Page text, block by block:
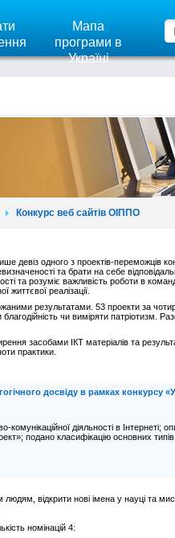
Мапа
програми в
Україні
Конкурс веб сайтів ОІППО
девіз одного з проектів-переможців
та брати на себе
та розуміє важливість роботи в
реалізації.
результатами. 53 проекти за
чи виміряти патріотизм.
засобами ІКТ матеріалів та
практики.
досвіду в рамках конкурсу
комунікаційної діяльності в
подано класифікацію основних
відкрити нові імена у науці та
номінацій 4: